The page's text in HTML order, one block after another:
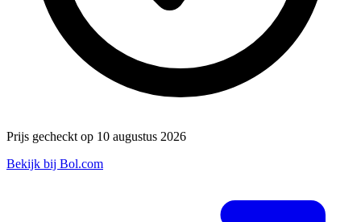
Prijs gecheckt op 10 augustus 2026
Bekijk bij Bol.com